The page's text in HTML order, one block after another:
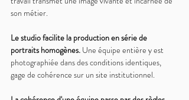
son métier.
Le studio facilite la production en série de
portraits homogènes. Une équipe entière y est
photographiée dans des conditions identiques,
gage de cohérence sur un site institutionnel.